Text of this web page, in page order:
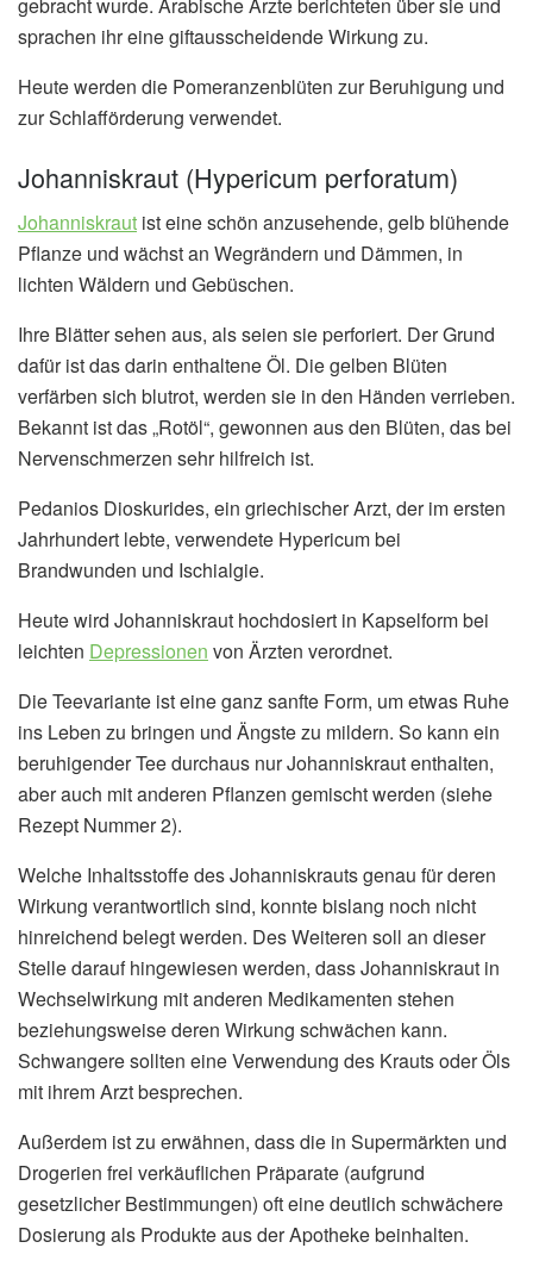
sprachen ihr eine giftausscheidende Wirkung zu.
Heute werden die Pomeranzenblüten zur Beruhigung und
zur Schlafförderung verwendet.
Johanniskraut (Hypericum perforatum)
Johanniskraut ist eine schön anzusehende, gelb blühende
Pflanze und wächst an Wegrändern und Dämmen, in
lichten Wäldern und Gebüschen.
Ihre Blätter sehen aus, als seien sie perforiert. Der Grund
dafür ist das darin enthaltene Öl. Die gelben Blüten
verfärben sich blutrot, werden sie in den Händen verrieben.
Bekannt ist das „Rotöl“, gewonnen aus den Blüten, das bei
Nervenschmerzen sehr hilfreich ist.
Pedanios Dioskurides, ein griechischer Arzt, der im ersten
Jahrhundert lebte, verwendete Hypericum bei
Brandwunden und Ischialgie.
Heute wird Johanniskraut hochdosiert in Kapselform bei
leichten Depressionen von Ärzten verordnet.
Die Teevariante ist eine ganz sanfte Form, um etwas Ruhe
ins Leben zu bringen und Ängste zu mildern. So kann ein
beruhigender Tee durchaus nur Johanniskraut enthalten,
aber auch mit anderen Pflanzen gemischt werden (siehe
Rezept Nummer 2).
Welche Inhaltsstoffe des Johanniskrauts genau für deren
Wirkung verantwortlich sind, konnte bislang noch nicht
hinreichend belegt werden. Des Weiteren soll an dieser
Stelle darauf hingewiesen werden, dass Johanniskraut in
Wechselwirkung mit anderen Medikamenten stehen
beziehungsweise deren Wirkung schwächen kann.
Schwangere sollten eine Verwendung des Krauts oder Öls
mit ihrem Arzt besprechen.
Außerdem ist zu erwähnen, dass die in Supermärkten und
Drogerien frei verkäuflichen Präparate (aufgrund
gesetzlicher Bestimmungen) oft eine deutlich schwächere
Dosierung als Produkte aus der Apotheke beinhalten.